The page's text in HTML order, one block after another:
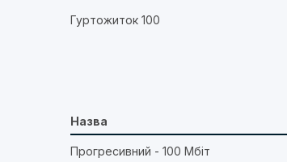
Гуртожиток 100
Назва
Прогресивний - 100 Мбіт